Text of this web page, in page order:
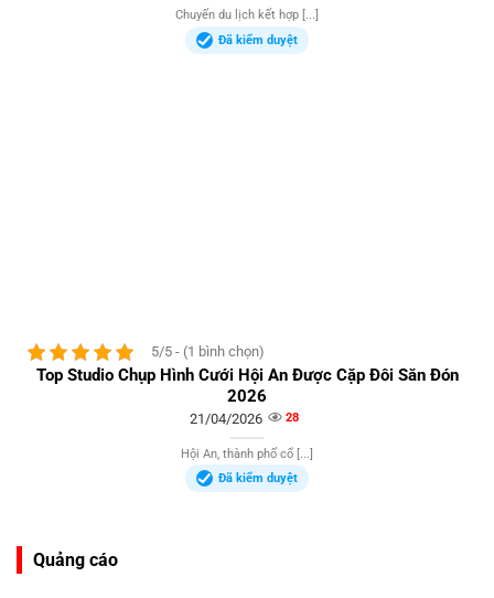
Chuyến du lịch kết hợp [...]
Đã kiểm duyệt
5/5 - (1 bình chọn)
Top Studio Chụp Hình Cưới Hội An Được Cặp Đôi Săn Đón
2026
21/04/2026 28
Hội An, thành phố cổ [...]
Đã kiểm duyệt
Quảng cáo